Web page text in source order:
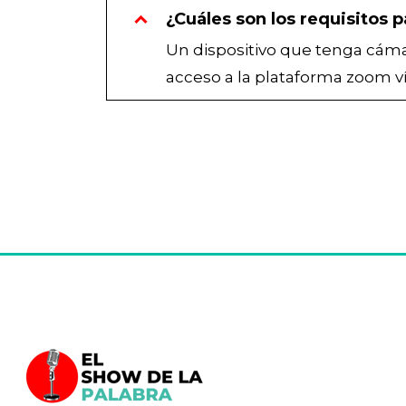
¿Cuáles son los requisitos
Un dispositivo que tenga
acceso a la plataforma zoom